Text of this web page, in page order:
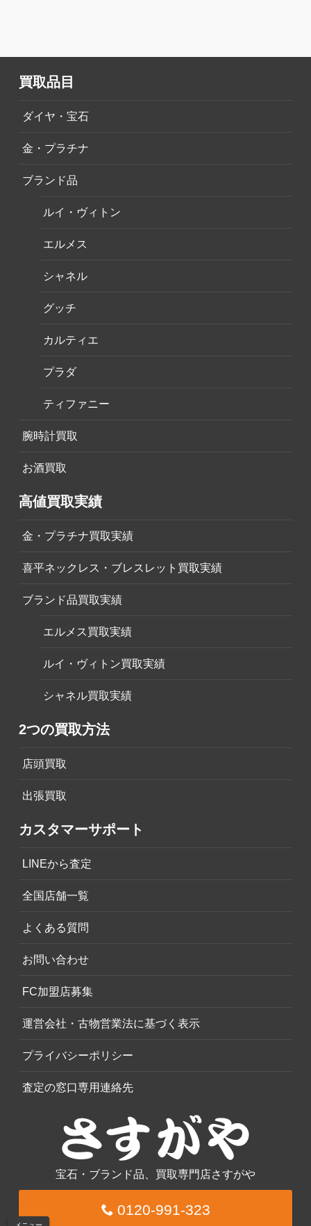
買取品目
ダイヤ・宝石
金・プラチナ
ブランド品
ルイ・ヴィトン
エルメス
シャネル
グッチ
カルティエ
プラダ
ティファニー
腕時計買取
お酒買取
高値買取実績
金・プラチナ買取実績
喜平ネックレス・ブレスレット買取実績
ブランド品買取実績
エルメス買取実績
ルイ・ヴィトン買取実績
シャネル買取実績
2つの買取方法
店頭買取
出張買取
カスタマーサポート
LINEから査定
全国店舗一覧
よくある質問
お問い合わせ
FC加盟店募集
運営会社・古物営業法に基づく表示
プライバシーポリシー
査定の窓口専用連絡先
宝石・ブランド品、買取専門店さすがや
0120-991-323